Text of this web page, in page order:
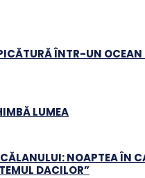
ÎNTR-UN OCEAN
LUMEA
NOAPTEA ÎN
DACILOR”